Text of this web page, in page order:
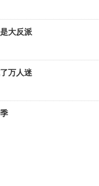
大反派
万人迷